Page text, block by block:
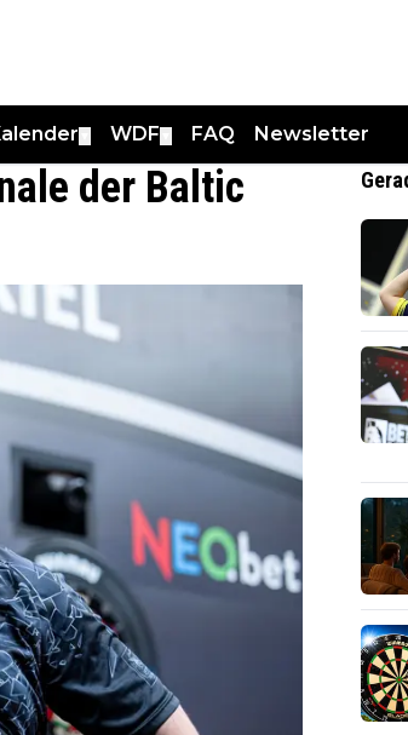
WDF FAQ Newsletter
der Baltic